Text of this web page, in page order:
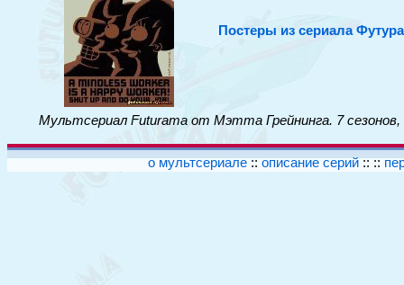
Постеры из сериала
Мультсериал Futurama от Мэтта Грейнинга. 7
о мультсериале::описание серий:: ::